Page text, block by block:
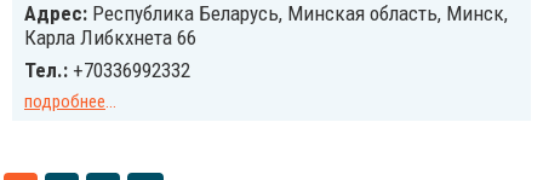
Адрес: Республика Беларусь, Минская область, Минск,
Карла Либкхнета 66
Тел.: +70336992332
подробнее...